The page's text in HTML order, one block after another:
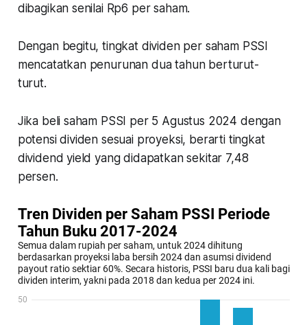
dibagikan senilai Rp6 per saham.
Dengan begitu, tingkat dividen per saham PSSI
mencatatkan penurunan dua tahun berturut-
turut.
Jika beli saham PSSI per 5 Agustus 2024 dengan
potensi dividen sesuai proyeksi, berarti tingkat
dividend yield yang didapatkan sekitar 7,48
persen.